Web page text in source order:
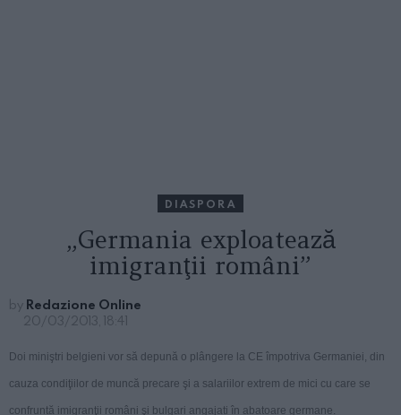
DIASPORA
„Germania exploatează
imigranţii români”
by Redazione Online
20/03/2013, 18:41
Doi miniştri belgieni vor să depună o plângere la CE împotriva Germaniei, din
cauza condiţiilor de muncă precare şi a salariilor extrem de mici cu care se
confruntă imigranţii români şi bulgari angajați în abatoare germane.